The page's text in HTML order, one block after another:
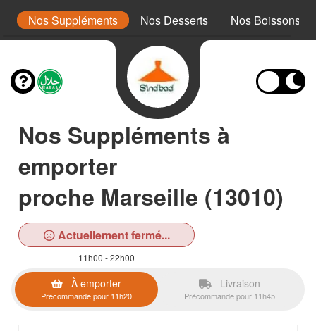
Nos Suppléments Nos Desserts Nos Boissons
Nos Suppléments à
emporter
proche Marseille (13010)
Actuellement fermé...
11h00 - 22h00
À emporter
Précommande pour 11h20
Livraison
Précommande pour 11h45